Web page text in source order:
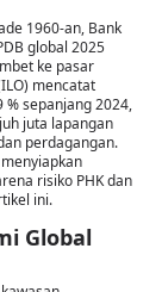
1960-an, Bank
global 2025
ke pasar
mencatat
sepanjang 2024,
juta lapangan
perdagangan.
risiko PHK dan
ini.
Global